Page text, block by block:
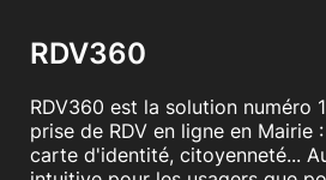
RDV360
RDV360 est la solution numéro
prise de RDV en ligne en Mairie
carte d'identité, citoyenneté...